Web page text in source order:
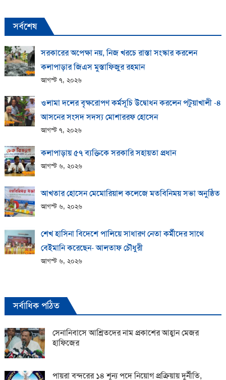
সর্বশেষ
সরকারের অপেক্ষা নয়, নিজ খরচে রাস্তা সংস্কার করলেন
কলাপাড়ার জিএস মুস্তাফিজুর রহমান
আগস্ট ৭, ২০২৬
ওলামা দলের বৃক্ষরোপণ কর্মসূচি উদ্বোধন করলেন পটুয়াখালী -৪
আসনের সংসদ সদস্য মোশাররফ হোসেন
আগস্ট ৭, ২০২৬
কলাপাড়ায় ​৫৭ ব্যক্তিকে সরকারি সহায়তা প্রধান
আগস্ট ৬, ২০২৬
আখতার হোসেন মেমোরিয়াল কলেজে মতবিনিময় সভা অনুষ্ঠিত
আগস্ট ৬, ২০২৬
শেখ হাসিনা বিদেশে পালিয়ে সাধারণ নেতা কর্মীদের সাথে
বেইমানি করেছেন- আলতাফ চৌধুরী
আগস্ট ৬, ২০২৬
সর্বাধিক পঠিত
সেনানিবাসে আশ্রিতদের নাম প্রকাশের আহ্বান মেজর
হাফিজের
পায়রা বন্দরের ১৪ শূন্য পদে নিয়োগ প্রক্রিয়ায় দুর্নীতি,